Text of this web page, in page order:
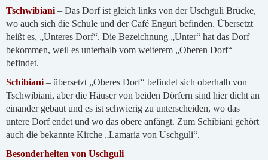
Tschwibiani – Das Dorf ist gleich links von der Uschguli Brücke,
wo auch sich die Schule und der Café Enguri befinden. Übersetzt
heißt es, „Unteres Dorf“. Die Bezeichnung „Unter“ hat das Dorf
bekommen, weil es unterhalb vom weiterem „Oberen Dorf“
befindet.
Schibiani– übersetzt „Oberes Dorf“ befindet sich oberhalb von
Tschwibiani, aber die Häuser von beiden Dörfern sind hier dicht an
einander gebaut und es ist schwierig zu unterscheiden, wo das
untere Dorf endet und wo das obere anfängt. Zum Schibiani gehört
auch die bekannte Kirche „Lamaria von Uschguli“.
Besonderheiten von Uschguli